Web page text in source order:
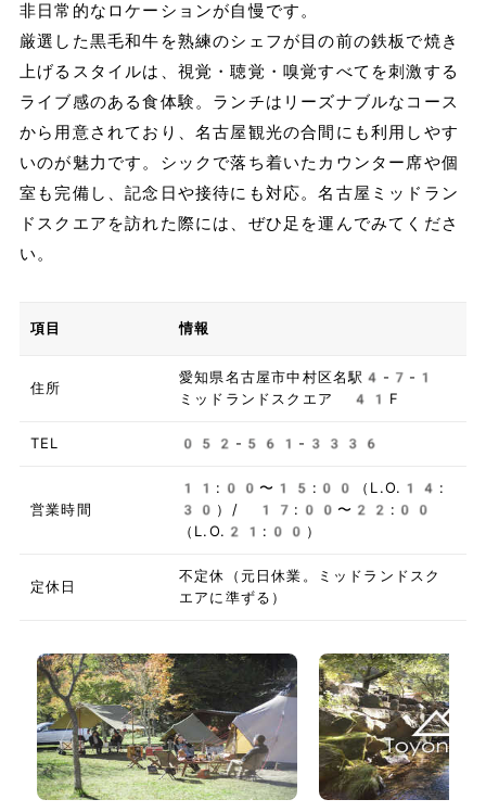
非日常的なロケーションが自慢です。
厳選した黒毛和牛を熟練のシェフが目の前の鉄板で焼き
上げるスタイルは、視覚・聴覚・嗅覚すべてを刺激する
ライブ感のある食体験。ランチはリーズナブルなコース
から用意されており、名古屋観光の合間にも利用しやす
いのが魅力です。シックで落ち着いたカウンター席や個
室も完備し、記念日や接待にも対応。名古屋ミッドラン
ドスクエアを訪れた際には、ぜひ足を運んでみてくださ
い。
項目 情報
住所
愛知県名古屋市中村区名駅4-7-1
ミッドランドスクエア 41F
TEL 052-561-3336
営業時間
11:00〜15:00（L.O.14:
30）/ 17:00〜22:00
（L.O.21:00）
定休日
不定休（元日休業。ミッドランドスク
エアに準ずる）